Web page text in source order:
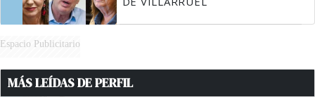
Espacio Publicitario
MÁS LEÍDAS DE PERFIL